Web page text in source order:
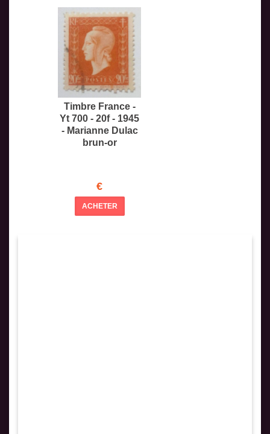
Timbre France -
Yt 700 - 20f - 1945
- Marianne Dulac
brun-or
€
ACHETER